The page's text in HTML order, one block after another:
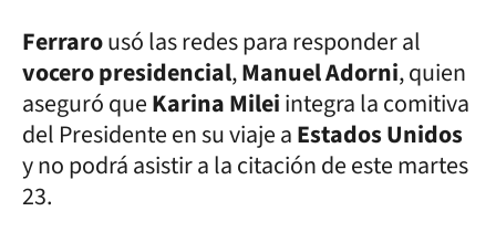
Ferrarousó las redes para responder al
vocero presidencial,Manuel Adorni, quien
aseguró queKarina Mileiintegra la comitiva
del Presidente en su viaje aEstados Unidos
y no podrá asistir a la citación de este martes
23.